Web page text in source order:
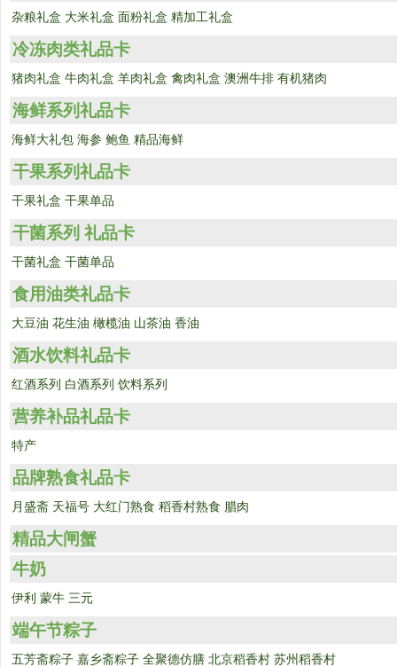
杂粮礼盒 大米礼盒 面粉礼盒 精加工礼盒
冷冻肉类礼品卡
猪肉礼盒 牛肉礼盒 羊肉礼盒 禽肉礼盒 澳洲牛排 有机猪肉
海鲜系列礼品卡
海鲜大礼包 海参 鲍鱼 精品海鲜
干果系列礼品卡
干果礼盒 干果单品
干菌系列 礼品卡
干菌礼盒 干菌单品
食用油类礼品卡
大豆油 花生油 橄榄油 山茶油 香油
酒水饮料礼品卡
红酒系列 白酒系列 饮料系列
营养补品礼品卡
特产
品牌熟食礼品卡
月盛斋 天福号 大红门熟食 稻香村熟食 腊肉
精品大闸蟹
牛奶
伊利 蒙牛 三元
端午节粽子
五芳斋粽子 嘉乡斋粽子 全聚德仿膳 北京稻香村 苏州稻香村